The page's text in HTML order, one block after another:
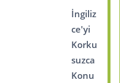
İngiliz
ce'yi
Korku
suzca
Konu